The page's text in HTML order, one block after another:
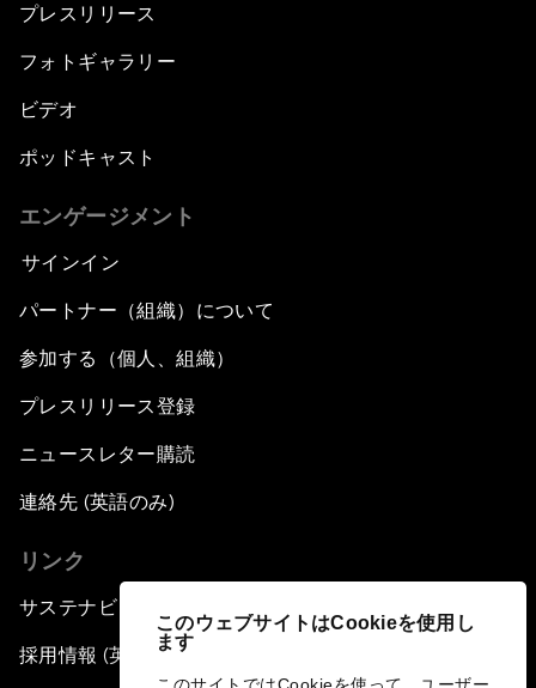
このウェブサイトはCookieを使用し
ます
プレスリリース
フォトギャラリー
ビデオ
ポッドキャスト
エンゲージメント
サインイン
パートナー（組織）について
参加する（個人、組織）
プレスリリース登録
ニュースレター購読
連絡先 (英語のみ)
リンク
サステナビリティへの取り組み
採用情報 (英語のみ)